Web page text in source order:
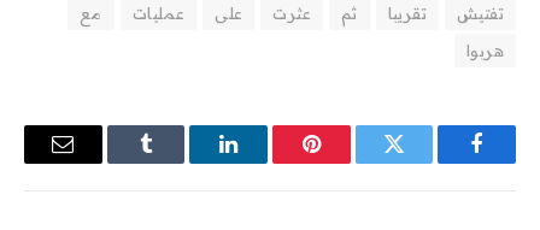
تفتيش تقريبا ثم عثرت على عمليات
مع
هربوا
فيسبوك تويتر بينتيريستلينكدإن Tumblr
البريد